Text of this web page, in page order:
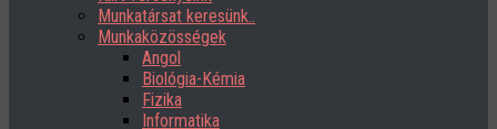
Munkatársat keresünk..
Munkaközösségek
Angol
Biológia-Kémia
Fizika
Informatika